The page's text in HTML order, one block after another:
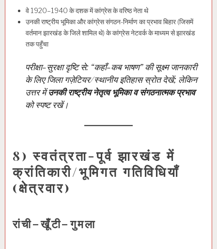
वे 1920–1940 के दशक में कांग्रेस के वरिष्ठ नेता थे
उनकी राष्ट्रीय भूमिका और कांग्रेस संगठन-निर्माण का प्रभाव बिहार (जिसमें
वर्तमान झारखंड के जिले शामिल थे) के कांग्रेस नेटवर्क के माध्यम से झारखंड
तक पहुँचा
परीक्षा-सुरक्षा दृष्टि से: “कहाँ-कब भाषण” की सूक्ष्म जानकारी
के लिए जिला गज़ेटियर/स्थानीय इतिहास स्रोत देखें; लेकिन
उत्तर मेंउनकी राष्ट्रीय नेतृत्व भूमिका व संगठनात्मक प्रभाव
को स्पष्ट रखें।
8) स्वतंत्रता-पूर्व झारखंड में
क्रांतिकारी/भूमिगत गतिविधियाँ
(क्षेत्रवार)
रांची–खूँटी–गुमला